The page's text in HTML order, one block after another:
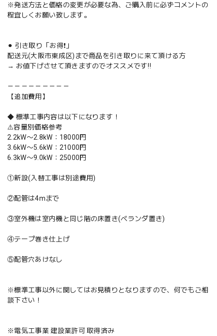
※発送方法と価格の変更が必要な為、ご購入前に必ずコメントの
程宜しくお願い致します。
⚫︎ 引き取り「お得❗️」
配送元(大阪市東成区)まで商品を引き取りに来て頂ける方
→ お値下げさせて頂きますのでオススメです‼️
－－－－－－－－－
【追加費用】
◆ 標準工事内容は以下になります！
⚠️容量別価格参考
2.2kW〜2.8kW：18000円
3.6kW〜5.6kW：21000円
6.3kW〜9.0kW：25000円
①新設(入替工事は別途費用)
②配管は4mまで
③室外機は室内機と同じ階の床置き(ベランダ置き)
④テープ巻き仕上げ
⑤配管穴あけなし
※標準工事以外に関してはお見積りとなりますので、何でもご相
談下さい！
※電気工事業 建設業許可 取得済み